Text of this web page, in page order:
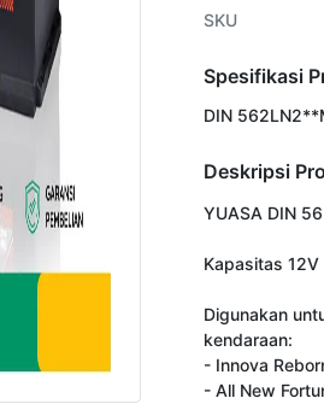
SKU
Spesifikasi
DIN
Deskripsi
YUASA DIN
Kapasitas
Digunakan
kendaraan:
- Innova
- All New